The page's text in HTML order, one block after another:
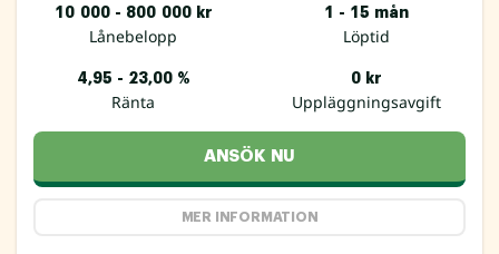
10 000 - 800 000 kr
Lånebelopp
1 - 15 mån
Löptid
4,95 - 23,00 %
Ränta
0 kr
Uppläggningsavgift
ANSÖK NU
MER INFORMATION